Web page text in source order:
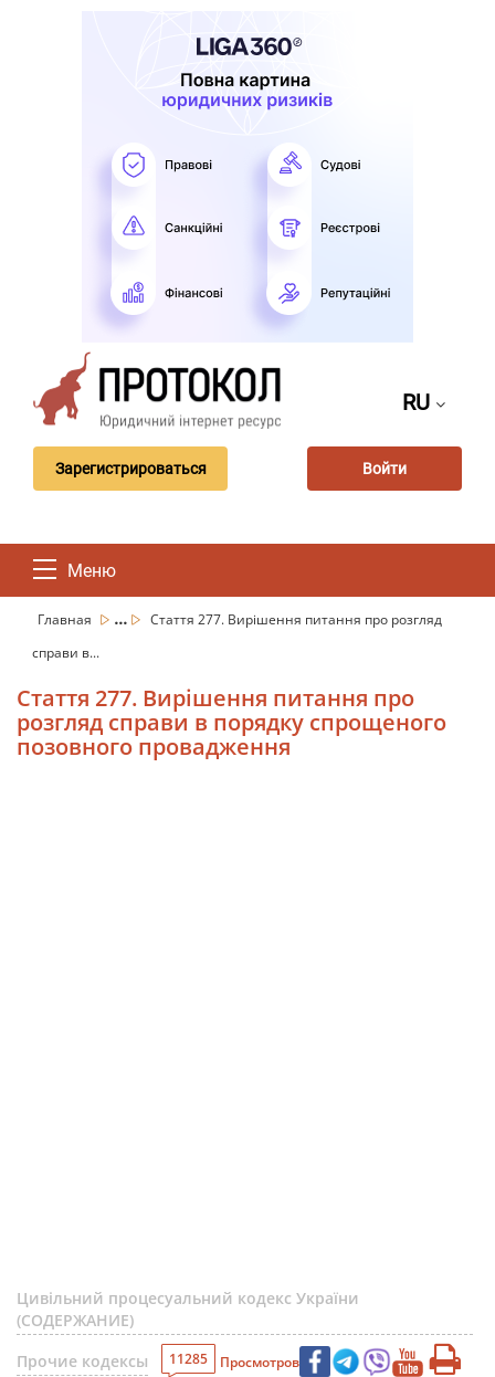
RU
Зарегистрироваться Войти
Меню
Главная ...
Стаття 277. Вирішення питання про розгляд
справи в...
Стаття 277. Вирішення питання про
розгляд справи в порядку спрощеного
позовного провадження
Цивільний процесуальний кодекс України
(СОДЕРЖАНИЕ)
Прочие кодексы
11285 Просмотров